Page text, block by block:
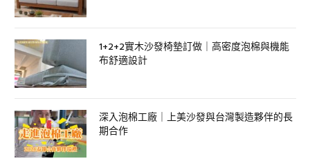
1+2+2實木沙發椅墊訂做｜高密度泡棉與機能
布舒適設計
深入泡棉工廠｜上美沙發與台灣製造夥伴的長
期合作